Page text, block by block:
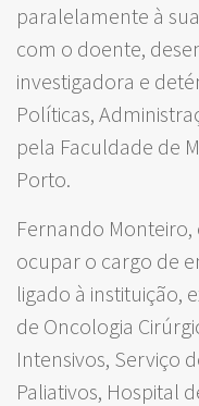
paralelamente à
com o doente,
investigadora e
Políticas,
pela Faculdade de
Porto.
Fernando
ocupar o cargo de
ligado à instituição,
de Oncologia
Intensivos, Serviço
Paliativos, Hospital